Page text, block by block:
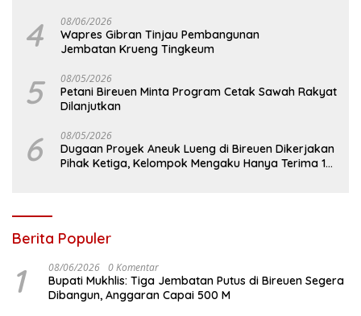
4 08/06/2026
Wapres Gibran Tinjau Pembangunan
Jembatan Krueng Tingkeum
5 08/05/2026
Petani Bireuen Minta Program Cetak Sawah Rakyat
Dilanjutkan
6 08/05/2026
Dugaan Proyek Aneuk Lueng di Bireuen Dikerjakan
Pihak Ketiga, Kelompok Mengaku Hanya Terima 10
Berita Populer
1 08/06/2026 0 Komentar
Bupati Mukhlis: Tiga Jembatan Putus di Bireuen Segera
Dibangun, Anggaran Capai 500 M